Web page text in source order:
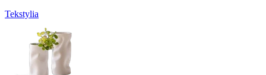
Tekstylia